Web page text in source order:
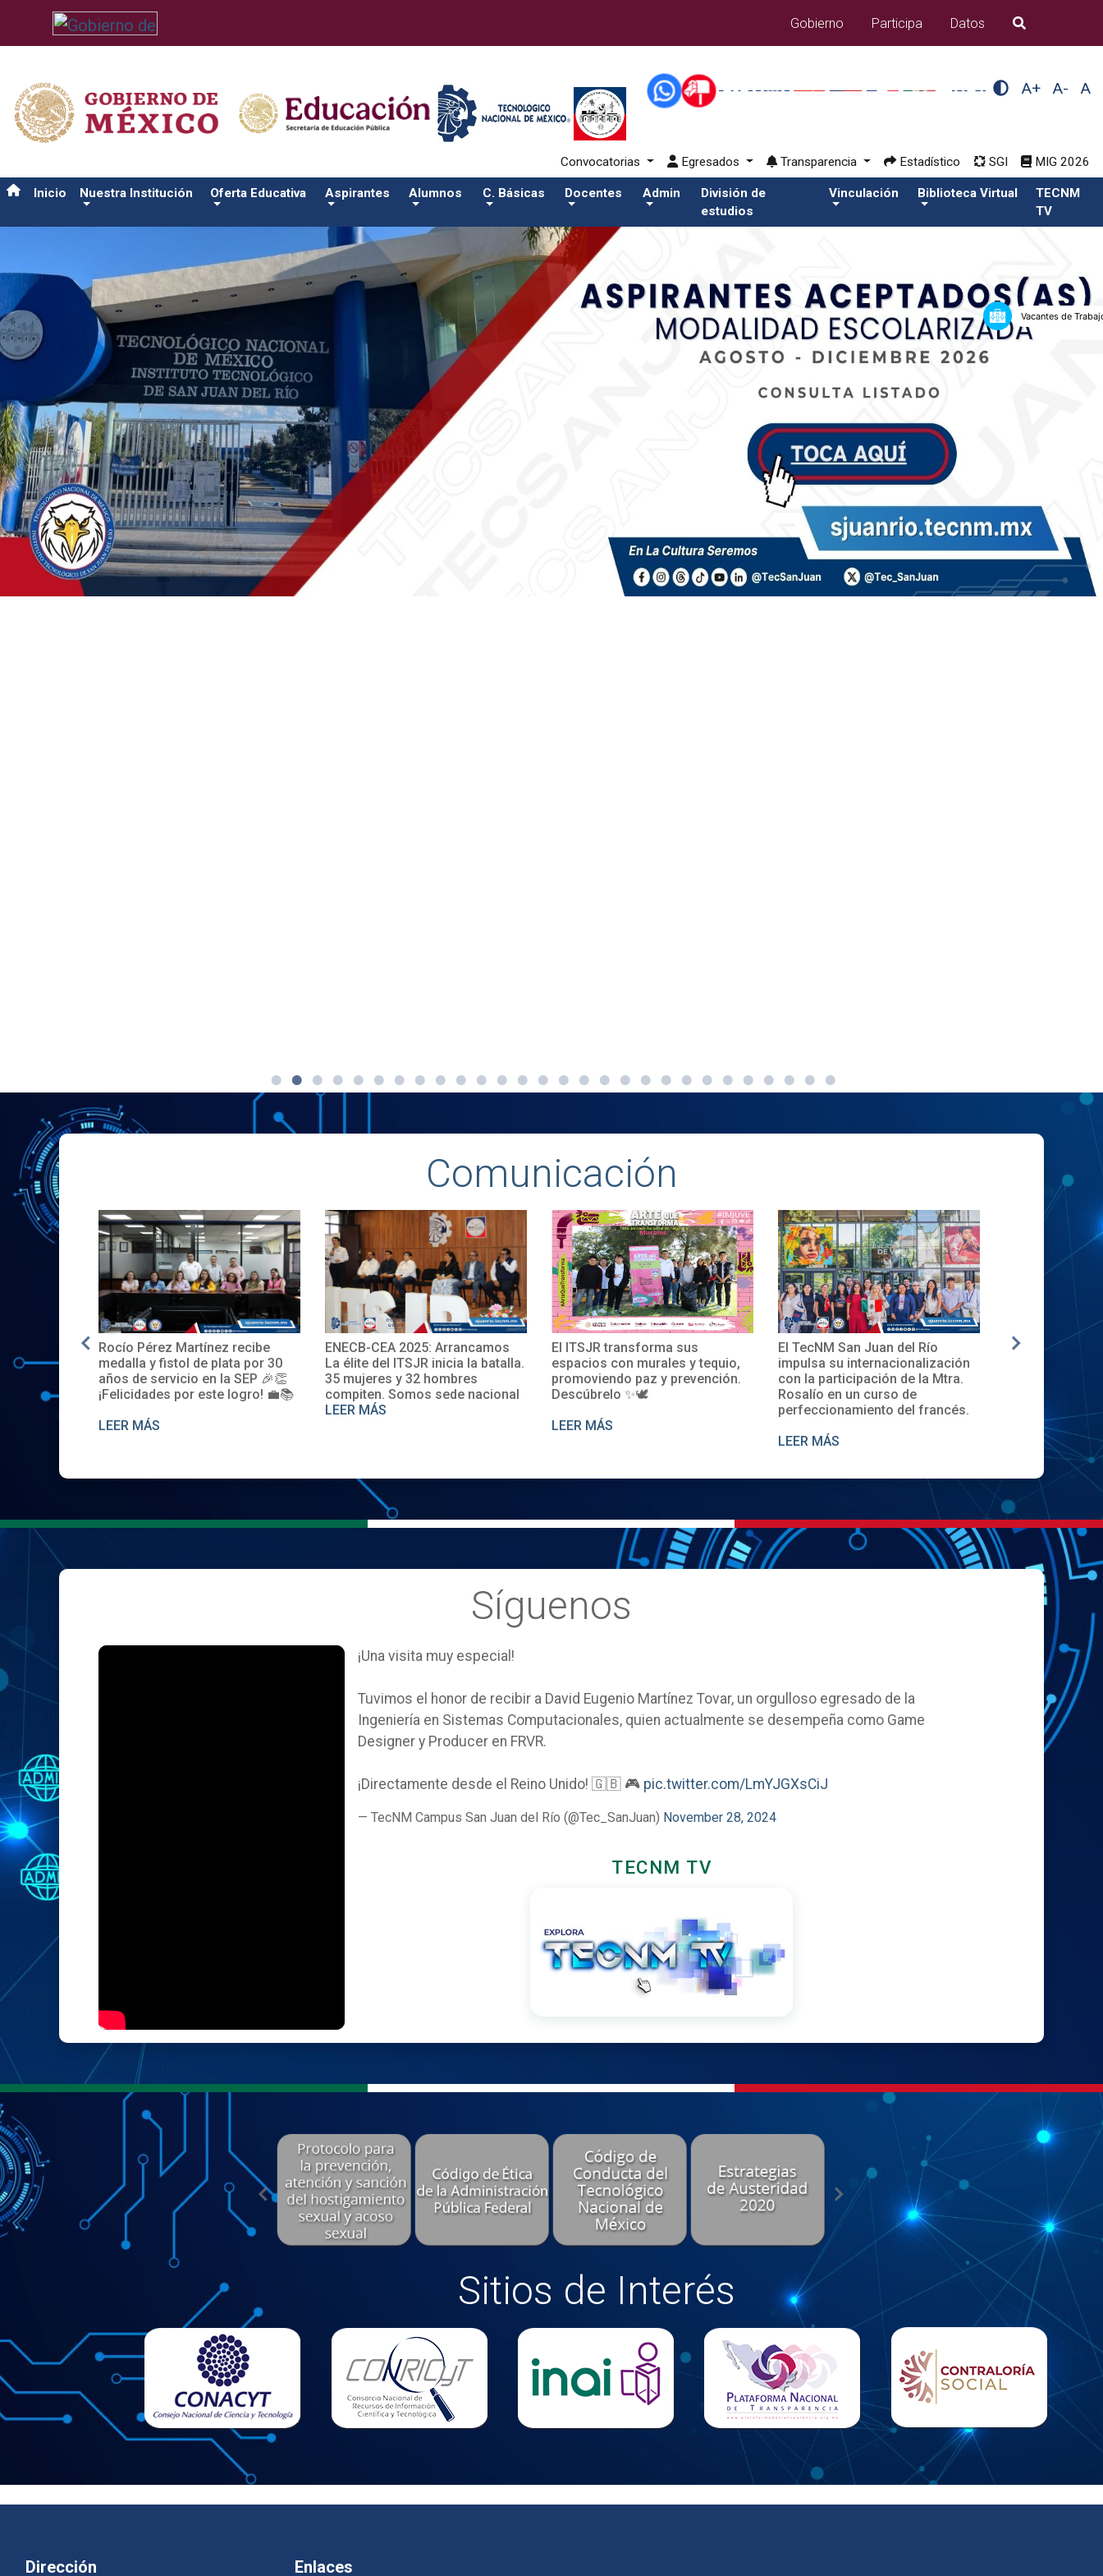
/usr/bin/ruby /www/wwwroot/sjuanrio.tecnm.mx/api/article.rb 80-eventos/pdfSalida del comando:
Gobierno
Participa Datos B�squeda
A+ A- A
Convocatorias Egresados Transparencia Estadístico SGI MIG 2026
Inicio Nuestra Institución Oferta Educativa Aspirantes Alumnos C. Básicas Docentes Admin
División de
estudios
Vinculación Biblioteca Virtual
TECNM
TV
Comunicación
EE.UU.
Rocío Pérez Martínez recibe
medalla y fistol de plata por 30
años de servicio en la SEP 🎉👏
¡Felicidades por este logro! 💼📚
LEER MÁS
ENECB-CEA 2025: Arrancamos
La élite del ITSJR inicia la batalla.
35 mujeres y 32 hombres
compiten. Somos sede nacional
LEER MÁS
El ITSJR transforma sus
espacios con murales y tequio,
promoviendo paz y prevención.
Descúbrelo ✨🕊
LEER MÁS
El TecNM San Juan del Río
impulsa su internacionalización
con la participación de la Mtra.
Rosalío en un curso de
perfeccionamiento del francés.
LEER MÁS
✨🎓Toma de
Síguenos
¡Una visita muy especial!
Tuvimos el honor de recibir a David Eugenio Martínez Tovar, un orgulloso egresado de la
Ingeniería en Sistemas Computacionales, quien actualmente se desempeña como Game
Designer y Producer en FRVR.
¡Directamente desde el Reino Unido! 🇬🇧 🎮 pic.twitter.com/LmYJGXsCiJ
— TecNM Campus San Juan del Río (@Tec_SanJuan) November 28, 2024
TECNM TV
Sitios de Interés
Dirección Enlaces